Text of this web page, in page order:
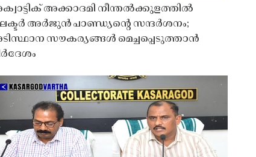
അക്കാദമി നീന്തൽക്കുളത്തിൽ
അർജുൻ പാണ്ഡ്യൻ്റെ സന്ദർശനം;
സൗകര്യങ്ങൾ മെച്ചപ്പെടുത്താൻ